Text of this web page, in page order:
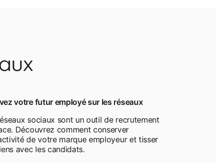
votre futur employé sur les réseaux
sociaux sont un outil de recrutement
Découvrez comment conserver
de votre marque employeur et tisser
avec les candidats.